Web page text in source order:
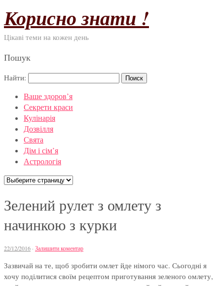
Корисно знати !
Цікаві теми на кожен день
Пошук
Найти:
Ваше здоров’я
Секрети краси
Кулінарія
Дозвілля
Свята
Дім і сім’я
Астрологія
Зелений рулет з омлету з
начинкою з курки
22/12/2016 · Залишити коментар
Зазвичай на те, щоб зробити омлет йде німого час. Сьогодні я
хочу поділитися своїм рецептом приготування зеленого омлету,